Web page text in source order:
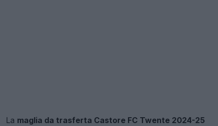
La maglia da trasferta Castore FC Twente 2024-25